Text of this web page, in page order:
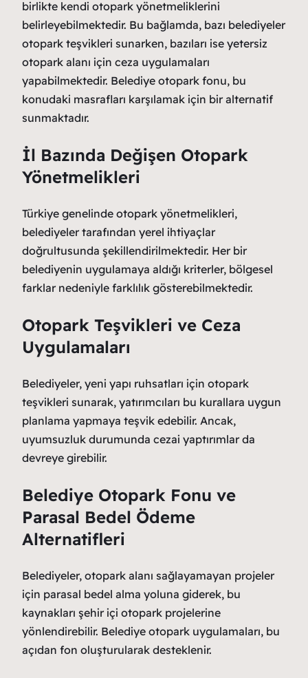
birlikte kendi otopark yönetmeliklerini
belirleyebilmektedir. Bu bağlamda, bazı belediyeler
otopark teşvikleri sunarken, bazıları ise yetersiz
otopark alanı için ceza uygulamaları
yapabilmektedir. Belediye otopark fonu, bu
konudaki masrafları karşılamak için bir alternatif
sunmaktadır.
İl Bazında Değişen Otopark
Yönetmelikleri
Türkiye genelinde otopark yönetmelikleri,
belediyeler tarafından yerel ihtiyaçlar
doğrultusunda şekillendirilmektedir. Her bir
belediyenin uygulamaya aldığı kriterler, bölgesel
farklar nedeniyle farklılık gösterebilmektedir.
Otopark Teşvikleri ve Ceza
Uygulamaları
Belediyeler, yeni yapı ruhsatları için otopark
teşvikleri sunarak, yatırımcıları bu kurallara uygun
planlama yapmaya teşvik edebilir. Ancak,
uyumsuzluk durumunda cezai yaptırımlar da
devreye girebilir.
Belediye Otopark Fonu ve
Parasal Bedel Ödeme
Alternatifleri
Belediyeler, otopark alanı sağlayamayan projeler
için parasal bedel alma yoluna giderek, bu
kaynakları şehir içi otopark projelerine
yönlendirebilir. Belediye otopark uygulamaları, bu
açıdan fon oluşturularak desteklenir.